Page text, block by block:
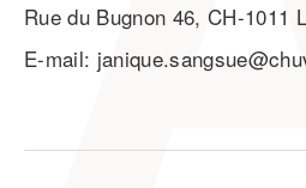
Rue du Bugnon 46, CH-1011
E-mail: